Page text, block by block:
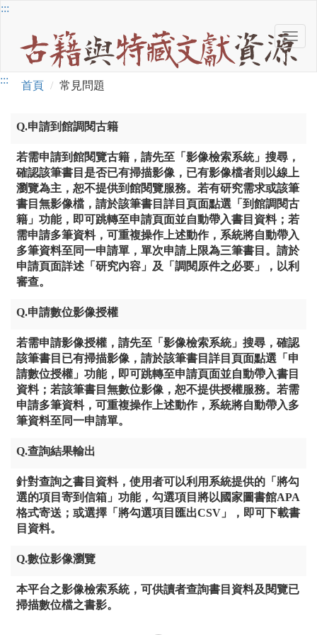
跳
內
容
:::
古
與
特
文
資
源
::: 首頁 常見問題
常
見
問
題
Q.申請到館調閱古籍
若需申請到館閱覽古籍，請先至「影像檢索系統」搜尋，
確認該筆書目是否已有掃描影像，已有影像檔者則以線上
瀏覽為主，恕不提供到館閱覽服務。若有研究需求或該筆
書目無影像檔，請於該筆書目詳目頁面點選「到館調閱古
籍」功能，即可跳轉至申請頁面並自動帶入書目資料；若
需申請多筆資料，可重複操作上述動作，系統將自動帶入
多筆資料至同一申請單，單次申請上限為三筆書目。請於
申請頁面詳述「研究內容」及「調閱原件之必要」，以利
審查。
Q.申請數位影像授權
若需申請影像授權，請先至「影像檢索系統」搜尋，確認
該筆書目已有掃描影像，請於該筆書目詳目頁面點選「申
請數位授權」功能，即可跳轉至申請頁面並自動帶入書目
資料；若該筆書目無數位影像，恕不提供授權服務。若需
申請多筆資料，可重複操作上述動作，系統將自動帶入多
筆資料至同一申請單。
Q.查詢結果輸出
針對查詢之書目資料，使用者可以利用系統提供的「將勾
選的項目寄到信箱」功能，勾選項目將以國家圖書館APA
格式寄送；或選擇「將勾選項目匯出CSV」，即可下載書
目資料。
Q.數位影像瀏覽
本平台之影像檢索系統，可供讀者查詢書目資料及閱覽已
掃描數位檔之書影。